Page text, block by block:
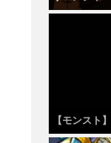
【モンスト